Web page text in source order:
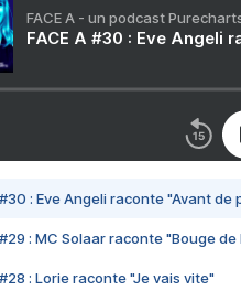
FACE A - un podcast
FACE A #30 : Eve Angeli
#30 : Eve Angeli raconte "Avant de
#29 : MC Solaar raconte "Bouge de
#28 : Lorie raconte "Je vais vite"